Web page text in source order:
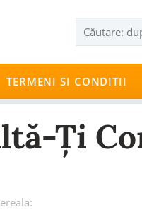
TERMENI SI CONDITII
Ți